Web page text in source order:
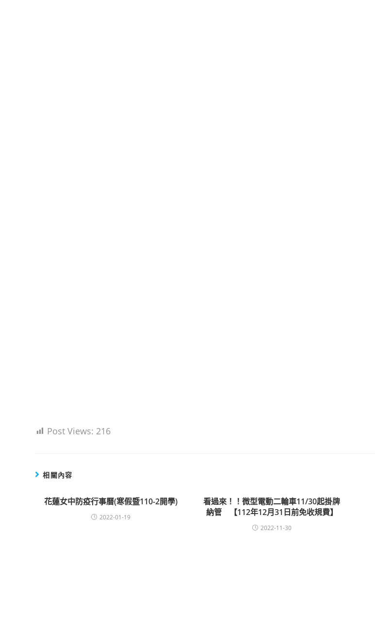
Post Views: 216
相關內容
花蓮女中防疫行事曆(寒假暨110-2開學)
2022-01-19
看過來！！微型電動二輪車11/30起掛牌
納管 【112年12月31日前免收規費】
2022-11-30